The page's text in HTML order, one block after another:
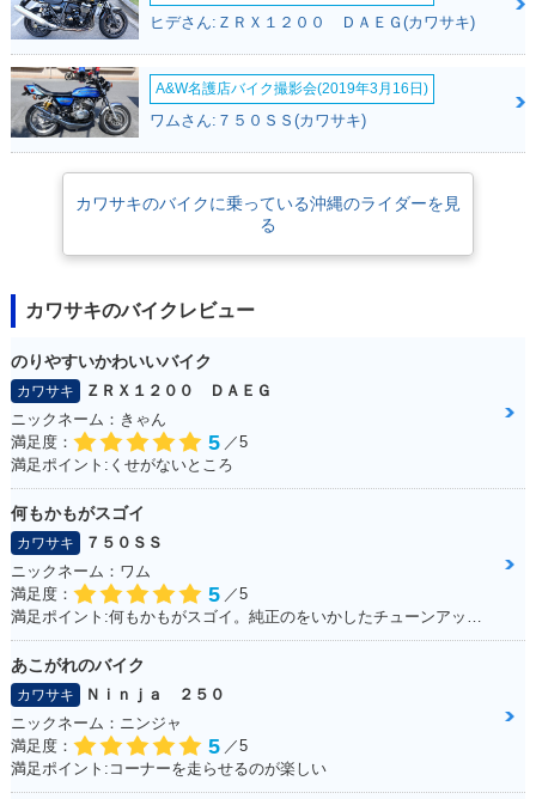
ヒデさん:ＺＲＸ１２００ ＤＡＥＧ(カワサキ)
A&W名護店バイク撮影会(2019年3月16日)
ワムさん:７５０ＳＳ(カワサキ)
カワサキのバイクに乗っている沖縄のライダーを見
る
カワサキのバイクレビュー
のりやすいかわいいバイク
カワサキ
ＺＲＸ１２００ ＤＡＥＧ
ニックネーム：きゃん
満足度：
5 ／5
満足ポイント:くせがないところ
何もかもがスゴイ
カワサキ
７５０ＳＳ
ニックネーム：ワム
満足度：
5 ／5
満足ポイント:何もかもがスゴイ。純正のをいかしたチューンアップをしながら12年くらい乗っている。
あこがれのバイク
カワサキ
Ｎｉｎｊａ ２５０
ニックネーム：ニンジャ
満足度：
5 ／5
満足ポイント:コーナーを走らせるのが楽しい